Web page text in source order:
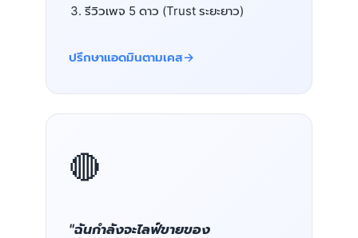
รีวิวเพจ 5 ดาว (Trust ระยะยาว)
ปรึกษาแอดมินตามเคส
🔴
"ฉันกำลังจะไลฟ์ขายของ